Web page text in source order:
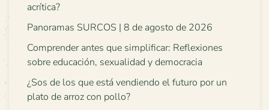
acrítica?
Panoramas SURCOS | 8 de agosto de 2026
Comprender antes que simplificar: Reflexiones
sobre educación, sexualidad y democracia
¿Sos de los que está vendiendo el futuro por un
plato de arroz con pollo?